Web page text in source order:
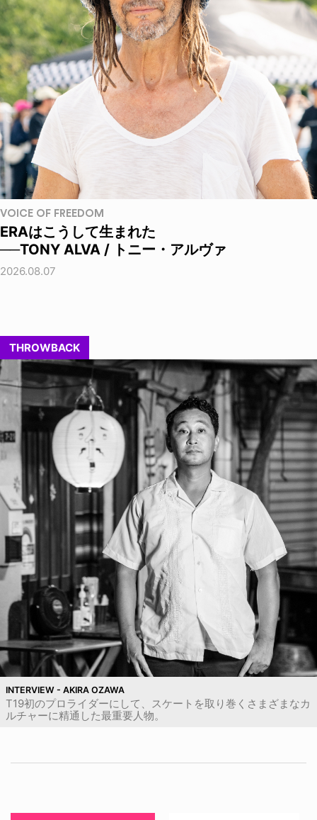
VOICE OF FREEDOM
ERAはこうして生まれた
──TONY ALVA / トニー・アルヴァ
2026.08.07
THROWBACK
INTERVIEW - AKIRA OZAWA
T19初のプロライダーにして、スケートを取り巻くさまざまなカ
ルチャーに精通した最重要人物。